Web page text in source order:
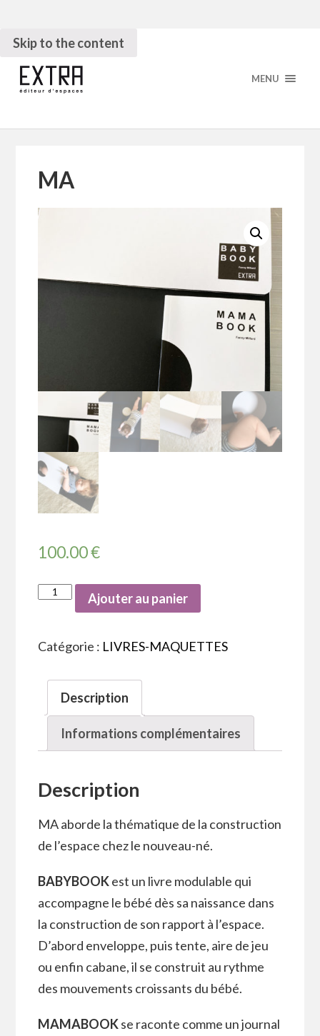
Skip to the content
MENU
MA
100.00€
Ajouter au panier
Catégorie : LIVRES-MAQUETTES
Description
Informations complémentaires
Description
MA aborde la thématique de la construction
de l’espace chez le nouveau-né.
BABYBOOKest un livre modulable qui
accompagne le bébé dès sa naissance dans
la construction de son rapport à l’espace.
D’abord enveloppe, puis tente, aire de jeu
ou enfin cabane, il se construit au rythme
des mouvements croissants du bébé.
MAMABOOKse raconte comme un journal